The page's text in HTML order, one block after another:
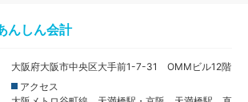
んしん会計
大阪府大阪市中央区大手前1-7-31 OMMビル12階
アクセス